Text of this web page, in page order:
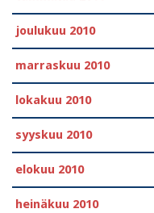
joulukuu 2010
marraskuu 2010
lokakuu 2010
syyskuu 2010
elokuu 2010
heinäkuu 2010